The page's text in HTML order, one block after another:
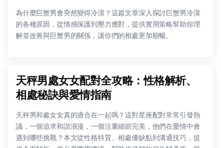
為什麼巨蟹男會突然變得冷漠？這篇文章深入探討巨蟹男冷漠
的各種原因，從情感保護到壓力應對，提供實用策略幫助你理
解並改善與巨蟹男的關係，讓你們的相處更加順暢。
天秤男處女女配對全攻略：性格解析、
相處秘訣與愛情指南
天秤男和處女女真的適合在一起嗎？這對星座配對常常引發熱
議，一個追求和諧浪漫，一個注重細節完美，他們在愛情中會
遇到哪些挑戰？本文從性格特質、相處優缺點到溝通技巧，提